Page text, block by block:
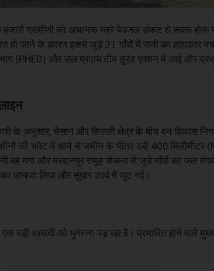
ग्रामीणों को अचानक गहरे पेयजल संकट से रूबरू होना
हो जाने के कारण इससे जुड़े 31 गाँवों में पानी का हाहाकार
(PHED) और जल प्रदाय टीम तुरंत एक्शन में आई और
के अनुसार, भेसान और सिराली क्षेत्र के बीच वन विकास
की चपेट में आने से जमीन के भीतर दबी 400 मिलीमीटर
बह गया और मरदानपुर समूह योजना से जुड़े गाँवों का जल
जायजा लिया और सुधार कार्य में जुट गई।
बड़ी आबादी को भुगतना पड़ रहा है। प्रभावित होने वाले